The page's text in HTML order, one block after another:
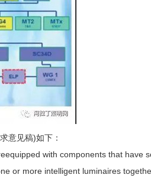
意见稿)如下：
with components that have
or more intelligent luminaires